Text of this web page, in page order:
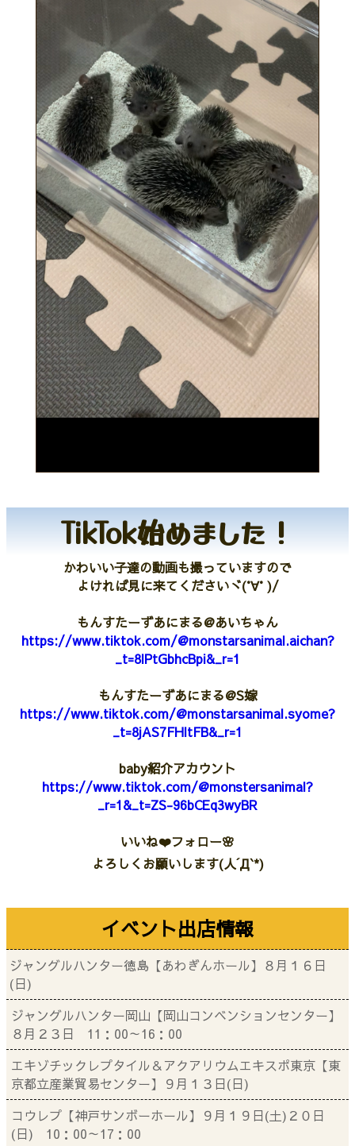
TikTok始めました！
かわいい子達の動画も撮っていますので
よければ見に来てくださいヾ(°∀° )/
もんすたーずあにまる@あいちゃん
https://www.tiktok.com/@monstarsanimal.aichan?
_t=8lPtGbhcBpi&_r=1
もんすたーずあにまる@S嫁
https://www.tiktok.com/@monstarsanimal.syome?
_t=8jAS7FHltFB&_r=1
baby紹介アカウント
https://www.tiktok.com/@monstersanimal?
_r=1&_t=ZS-96bCEq3wyBR
いいね❤️フォロー🌸
よろしくお願いします(人´Д`*)
イベント出店情報
ジャングルハンター徳島【あわぎんホール】８月１６日
(日)
ジャングルハンター岡山【岡山コンベンションセンター】
８月２３日 11：00～16：00
エキゾチックレプタイル＆アクアリウムエキスポ東京【東
京都立産業貿易センター】９月１３日(日)
コウレプ【神戸サンボーホール】９月１９日(土)２０日
(日) 10：00～17：00